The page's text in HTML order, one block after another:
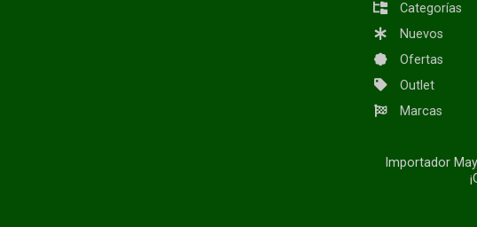
Categorías
Nuevos
Ofertas
Outlet
Marcas
Importador